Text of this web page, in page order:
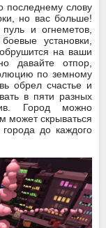
последнему слову
но вас больше!
и огнеметов,
установки,
на ваши
давайте отпор,
по земному
обрел счастье и
в пяти разных
Город можно
может скрываться
до каждого